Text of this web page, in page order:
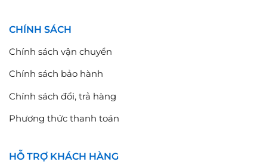
CHÍNH SÁCH
Chính sách vận chuyển
Chính sách bảo hành
Chính sách đổi, trả hàng
Phương thức thanh toán
HỖ TRỢ KHÁCH HÀNG